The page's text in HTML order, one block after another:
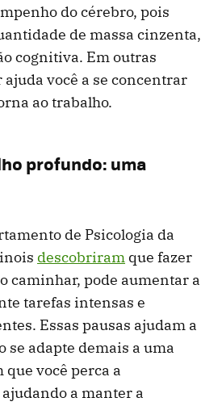
do cérebro, pois
de massa cinzenta,
cognitiva. Em outras
você a se concentrar
ao trabalho.
profundo: uma
de Psicologia da
descobriram que fazer
caminhar, pode aumentar a
tarefas intensas e
Essas pausas ajudam a
se adapte demais a uma
você perca a
a manter a